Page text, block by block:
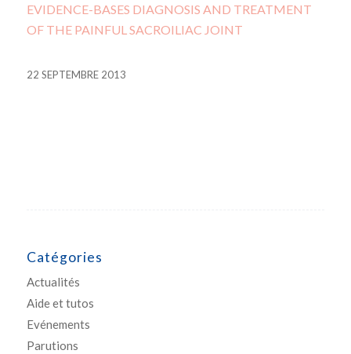
EVIDENCE-BASES DIAGNOSIS AND TREATMENT
OF THE PAINFUL SACROILIAC JOINT
22 SEPTEMBRE 2013
Catégories
Actualités
Aide et tutos
Evénements
Parutions